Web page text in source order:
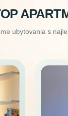
ubytovania s